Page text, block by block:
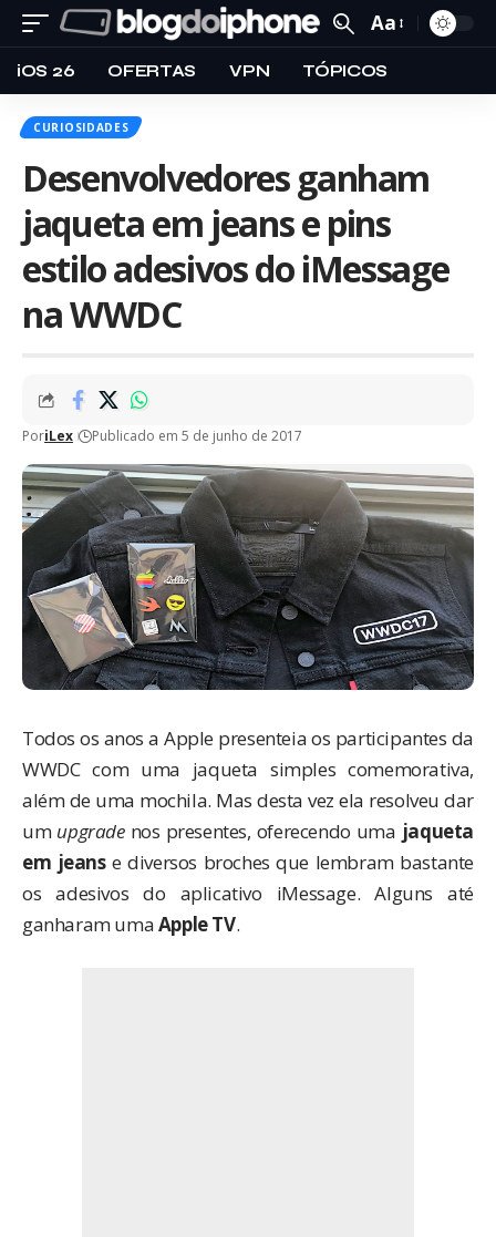
Aa
iOS 26 OFERTAS VPN TÓPICOS
CURIOSIDADES
Desenvolvedores ganham
jaqueta em jeans e pins
estilo adesivos do iMessage
na WWDC
PoriLex Publicado em 5 de junho de 2017
Todos os anos a Apple presenteia os participantes da
WWDC com uma jaqueta simples comemorativa,
além de uma mochila. Mas desta vez ela resolveu dar
um upgradenos presentes, oferecendo uma jaqueta
em jeanse diversos broches que lembram bastante
os adesivos do aplicativo iMessage. Alguns até
ganharam umaApple TV.